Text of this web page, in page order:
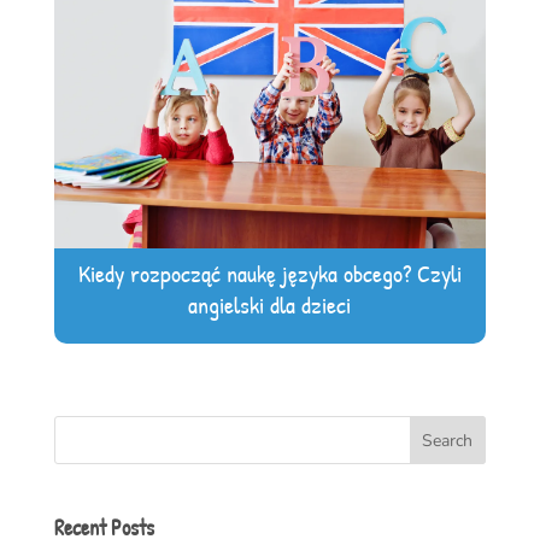
Kiedy rozpocząć naukę języka obcego? Czyli
angielski dla dzieci
Search
Recent Posts